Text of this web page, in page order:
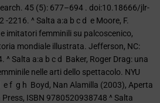
45 (5): 677–694 . doi:10.18666/jlr-
-2216. ^ Salta a:a b c d e Moore, F.
imitatori femminili su palcoscenico,
mondiale illustrata. Jefferson, NC:
^ Salta a:a b c d Baker, Roger Drag: una
nelle arti dello spettacolo. NYU
e f g h Boyd, Nan Alamilla (2003), Aperta
ISBN 9780520938748 ^ Salta